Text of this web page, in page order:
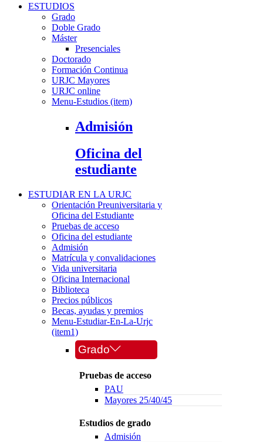
ESTUDIOS
Grado
Doble Grado
Máster
Presenciales
Doctorado
Formación Continua
URJC Mayores
URJC online
Menu-Estudios (item)
Admisión
Oficina del
estudiante
ESTUDIAR EN LA URJC
Orientación Preuniversitaria y
Oficina del Estudiante
Pruebas de acceso
Oficina del estudiante
Admisión
Matrícula y convalidaciones
Vida universitaria
Oficina Internacional
Biblioteca
Precios públicos
Becas, ayudas y premios
Menu-Estudiar-En-La-Urjc
(item1)
Grado
Pruebas de acceso
PAU
Mayores 25/40/45
Estudios de grado
Admisión